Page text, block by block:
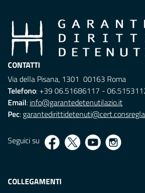
CONTATTI
Via della Pisana, 1301 00163 Roma
Telefono: +39 06.51686117 -
Email: info@garantedetenutilazio.it
Pec:
Seguici su
COLLEGAMENTI